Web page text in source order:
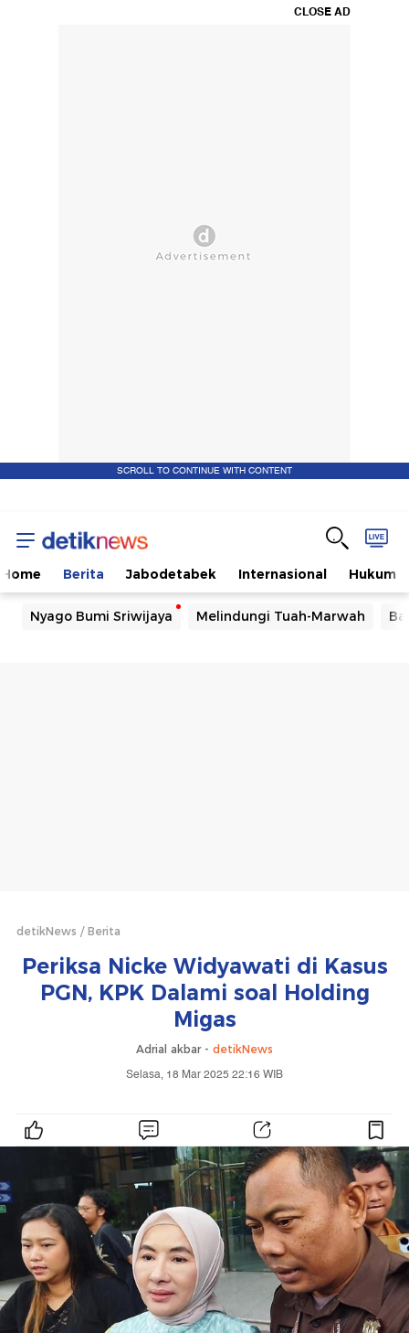
CLOSE AD
SCROLL TO CONTINUE WITH CONTENT
Home Berita Jabodetabek Internasional Hukum
Nyago Bumi Sriwijaya Melindungi Tuah-Marwah
detikNews Berita
Periksa Nicke Widyawati di Kasus
PGN, KPK Dalami soal Holding
Migas
Adrial akbar - detikNews
Selasa, 18 Mar 2025 22:16 WIB